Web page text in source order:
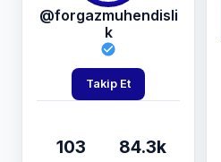
@forgazmuhendisli
k
Takip Et
103 84.3k